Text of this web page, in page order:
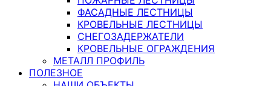
ФАСАДНЫЕ ЛЕСТНИЦЫ
КРОВЕЛЬНЫЕ ЛЕСТНИЦЫ
СНЕГОЗАДЕРЖАТЕЛИ
КРОВЕЛЬНЫЕ ОГРАЖДЕНИЯ
МЕТАЛЛ ПРОФИЛЬ
ПОЛЕЗНОЕ